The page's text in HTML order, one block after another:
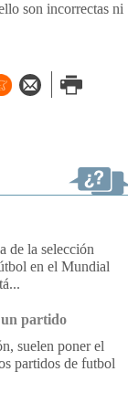
son incorrectas ni
Enviar porImprimir
de la selección
en el Mundial
partido
suelen poner el
partidos de futbol